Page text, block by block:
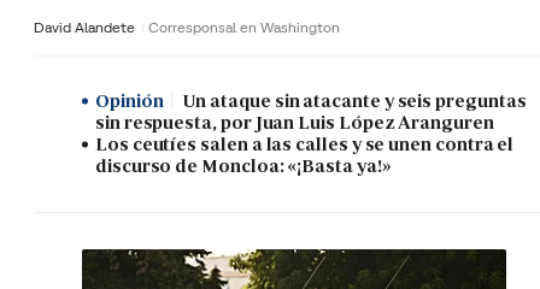
David Alandete Corresponsal en Washington
Opinión
Un ataque sin atacante y seis preguntas
sin respuesta, por Juan Luis López Aranguren
Los ceutíes salen a las calles y se unen contra el
discurso de Moncloa: «¡Basta ya!»